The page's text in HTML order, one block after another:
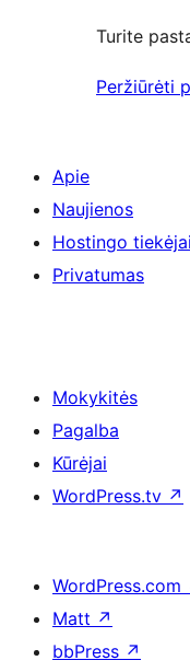
Turite
Peržiūrėti
Apie
Naujienos
Hostingo tiekėjai
Privatumas
Mokykitės
Pagalba
Kūrėjai
WordPress.tv ↗
WordPress.com
Matt ↗
bbPress ↗